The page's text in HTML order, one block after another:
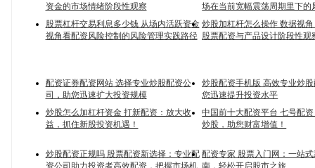
资金的市场情绪阶段性观察
场在当前宽幅震荡周期里下的
股票杠杆交易利息多少钱 从场内活跃资金
视角看配资风险控制的风险管理实践路径
炒股加杠杆怎么操作 数据视
股票配资与产品设计阶段性观
配资证券配资网站 选择专业炒股配资公
司，助您迅速扩大投资规模
炒股配资手机版 高效专业炒
您迅速提升投资水平
炒股怎么加杠杆资金 打新配资：放大收
益，抓住新股投资机遇！
中国前十大配资平台 七号配
炒股，助您财富增值！
炒股配资正规吗 股票配资新选择：专业配
资公司助力投资者高效配资，把握市场机
配资专家 股票入门网：一站
南，轻松开启股市之旅